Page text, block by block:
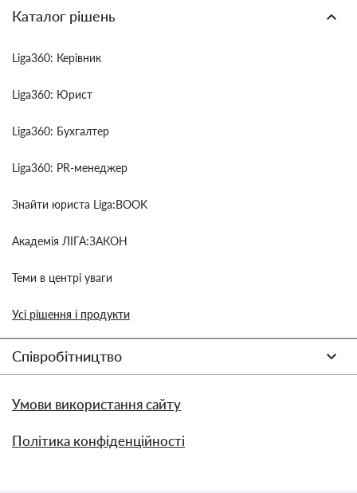
Каталог рішень
Liga360: Керівник
Liga360: Юрист
Liga360: Бухгалтер
Liga360: PR-менеджер
Знайти юриста Liga:BOOK
Академія ЛІГА:ЗАКОН
Теми в центрі уваги
Усі рішення і продукти
Співробітництво
Умови використання сайту
Політика конфіденційності